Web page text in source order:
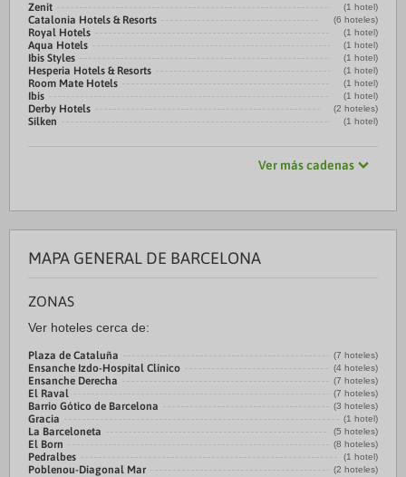
Zenit (1 hotel)
Catalonia Hotels & Resorts (6 hoteles)
Royal Hotels (1 hotel)
Aqua Hotels (1 hotel)
Ibis Styles (1 hotel)
Hesperia Hotels & Resorts (1 hotel)
Room Mate Hotels (1 hotel)
Ibis (1 hotel)
Derby Hotels (2 hoteles)
Silken (1 hotel)
Ver más cadenas
MAPA GENERAL DE BARCELONA
ZONAS
Ver hoteles cerca de:
Plaza de Cataluña (7 hoteles)
Ensanche Izdo-Hospital Clínico (4 hoteles)
Ensanche Derecha (7 hoteles)
El Raval (7 hoteles)
Barrio Gótico de Barcelona (3 hoteles)
Gracia (1 hotel)
La Barceloneta (5 hoteles)
El Born (8 hoteles)
Pedralbes (1 hotel)
Poblenou-Diagonal Mar (2 hoteles)